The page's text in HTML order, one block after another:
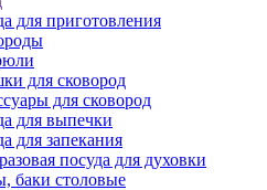
для приготовления
для сковород
для сковород
для выпечки
для запекания
посуда для духовки
баки столовые